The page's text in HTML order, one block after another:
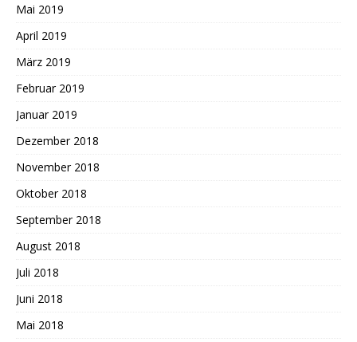
Mai 2019
April 2019
März 2019
Februar 2019
Januar 2019
Dezember 2018
November 2018
Oktober 2018
September 2018
August 2018
Juli 2018
Juni 2018
Mai 2018